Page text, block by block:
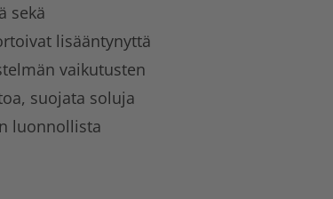
sekä
lisääntynyttä
vaikutusten
suojata soluja
luonnollista